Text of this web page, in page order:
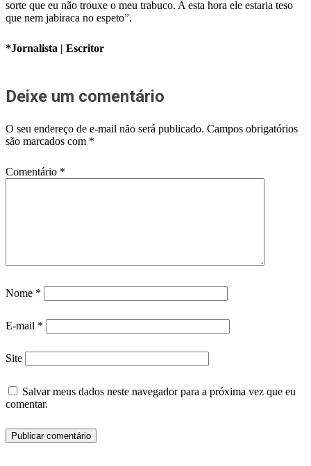
sorte que eu não trouxe o meu trabuco. A esta hora ele estaria teso
que nem jabiraca no espeto”.
*Jornalista | Escritor
Deixe um comentário
O seu endereço de e-mail não será publicado. Campos obrigatórios
são marcados com *
Comentário *
Nome *
E-mail *
Site
Salvar meus dados neste navegador para a próxima vez que eu
comentar.